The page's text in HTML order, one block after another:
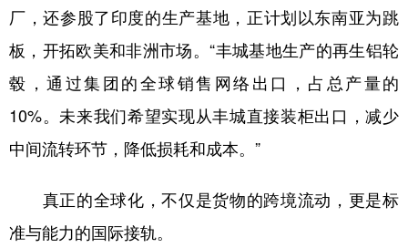
厂，还参股了印度的生产基地，正计划以东南亚为跳
板，开拓欧美和非洲市场。“丰城基地生产的再生铝轮
毂，通过集团的全球销售网络出口，占总产量的
10%。未来我们希望实现从丰城直接装柜出口，减少
中间流转环节，降低损耗和成本。”
真正的全球化，不仅是货物的跨境流动，更是标
准与能力的国际接轨。